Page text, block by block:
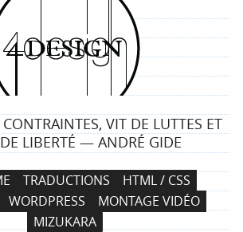
4
d
e
s
i
g
CONTRAINTES, VIT DE LUTTES ET
LIBERTÉ — ANDRÉ GIDE
TRADUCTIONS
HTML / CSS
WORDPRESS
MONTAGE VIDÉO
MIZUKARA